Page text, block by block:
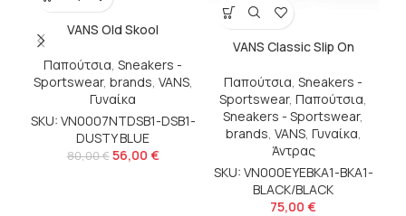
VANS Old Skool
Παπούτσια Sneakers -
Sportswear, brands VANS,
Γυναίκα
SKU: VN0007NTDSB1-DSB1-
DUSTY BLUE
80,00€ 56,00 €
VANS Classic Slip On
Παπούτσια, Sneakers -
Sportswear, Παπούτσια,
Sneakers - Sportswear,
brands, VANS, Γυναίκα,
Άντρας
SKU: VN000EYEBKA1-BKA1-
BLACK/BLACK
75,00 €